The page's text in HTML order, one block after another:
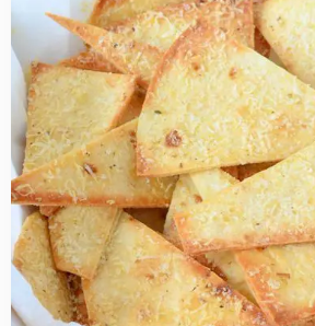
chips
met
Parmezaanse
kaas